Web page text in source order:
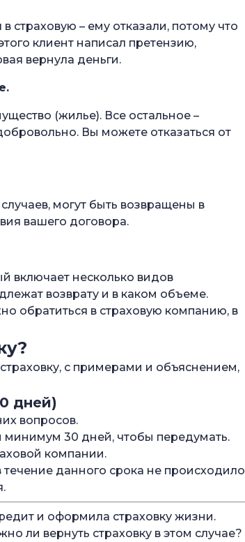
страховую – ему отказали, потому что
клиент написал претензию,
вернула деньги.
(жилье). Все остальное –
Вы можете отказаться от
могут быть возвращены в
вашего договора.
включает несколько видов
возврату и в каком объеме.
обратиться в страховую компанию, в
с примерами и объяснением,
дней)
вопросов.
минимум 30 дней, чтобы передумать.
компании.
течение данного срока не происходило
и оформила страховку жизни.
ли вернуть страховку в этом случае?